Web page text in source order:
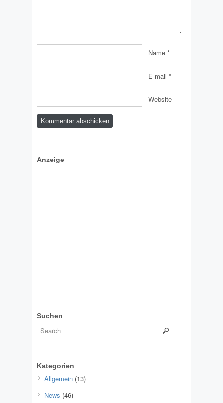
Name *
E-mail *
Website
Anzeige
Suchen
Kategorien
Allgemein (13)
News (46)